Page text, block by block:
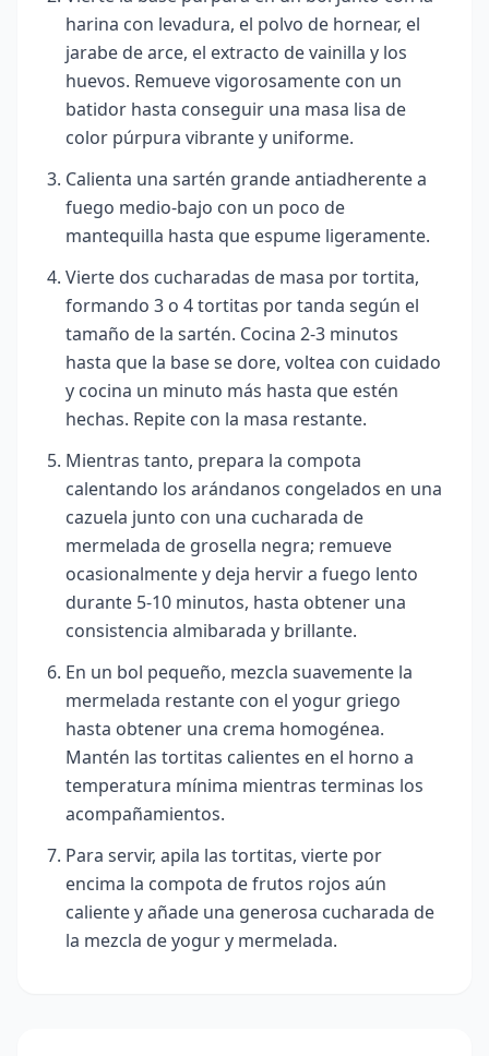
harina con levadura, el polvo de hornear, el
jarabe de arce, el extracto de vainilla y los
huevos. Remueve vigorosamente con un
batidor hasta conseguir una masa lisa de
color púrpura vibrante y uniforme.
Calienta una sartén grande antiadherente a
fuego medio-bajo con un poco de
mantequilla hasta que espume ligeramente.
Vierte dos cucharadas de masa por tortita,
formando 3 o 4 tortitas por tanda según el
tamaño de la sartén. Cocina 2-3 minutos
hasta que la base se dore, voltea con cuidado
y cocina un minuto más hasta que estén
hechas. Repite con la masa restante.
Mientras tanto, prepara la compota
calentando los arándanos congelados en una
cazuela junto con una cucharada de
mermelada de grosella negra; remueve
ocasionalmente y deja hervir a fuego lento
durante 5-10 minutos, hasta obtener una
consistencia almibarada y brillante.
En un bol pequeño, mezcla suavemente la
mermelada restante con el yogur griego
hasta obtener una crema homogénea.
Mantén las tortitas calientes en el horno a
temperatura mínima mientras terminas los
acompañamientos.
Para servir, apila las tortitas, vierte por
encima la compota de frutos rojos aún
caliente y añade una generosa cucharada de
la mezcla de yogur y mermelada.